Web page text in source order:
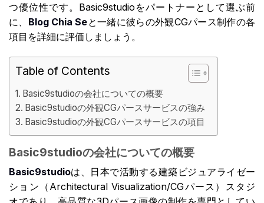
つ優位性です。Basic9studioをパートナーとして選ぶ前
に、 Blog Chia Seと一緒に彼らの外観CGパース制作の各
項目を詳細に評価しましょう。
Table of Contents
Basic9studioの会社についての概要
Basic9studioの外観CGパースサービスの強み
Basic9studioの外観CGパースサービスの項目
Basic9studioの会社についての概要
Basic9studioは、日本で活動する建築ビジュアライゼー
ション（Architectural Visualization/CGパース）スタジ